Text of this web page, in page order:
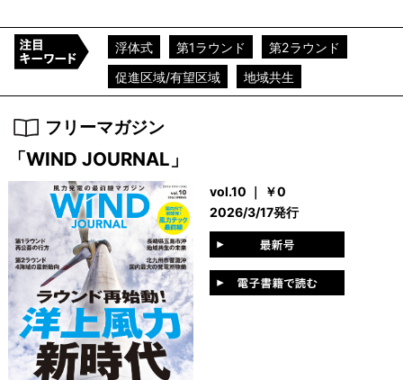
浮体式 第1ラウンド
第2ラウンド
促進区域/有望区域
地域共生
フリーマガジン
「WIND JOURNAL」
vol.10 ｜ ￥0
2026/3/17発行